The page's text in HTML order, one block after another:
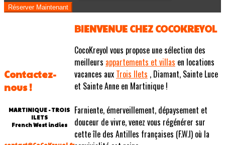
Contactez-
nous !
MARTINIQUE - TROIS
ILETS
French West indies
BIENVENUE CHEZ COCOKREYOL
CocoKreyol vous propose une sélection des
meilleurs appartements et villas en locations
vacances aux Trois Ilets , Diamant, Sainte Luce
et Sainte Anne en Martinique !
Farniente, émerveillement, dépaysement et
douceur de vivre, venez vous régénérer sur
cette île des Antilles françaises (F.W.I) où la